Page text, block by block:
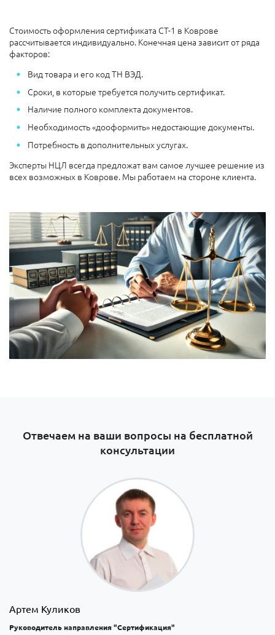
Стоимость оформления сертификата СТ-1 в Коврове
рассчитывается индивидуально. Конечная цена зависит от ряда
факторов:
Вид товара и его код ТН ВЭД.
Сроки, в которые требуется получить сертификат.
Наличие полного комплекта документов.
Необходимость «дооформить» недостающие документы.
Потребность в дополнительных услугах.
Эксперты НЦЛ всегда предложат вам самое лучшее решение из
всех возможных в Коврове. Мы работаем на стороне клиента.
Отвечаем на ваши вопросы на бесплатной
консультации
Артем Куликов
Руководитель направления "Сертификация"